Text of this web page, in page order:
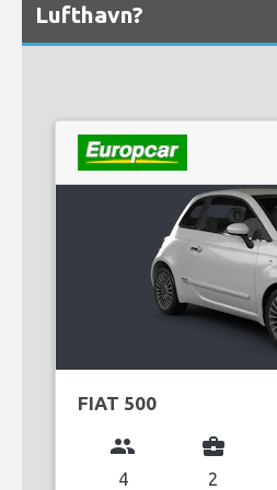
Lufthavn?
FIAT 500
group
4
business_center
2